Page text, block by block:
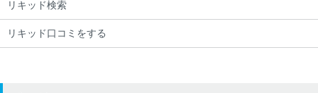
リキッド検索
リキッド口コミをする